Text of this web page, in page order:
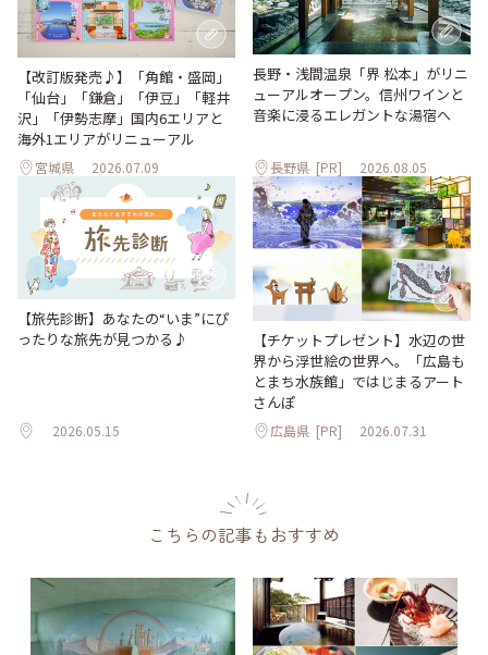
【改訂版発売♪】「角館・盛岡」
「仙台」「鎌倉」「伊豆」「軽井
沢」「伊勢志摩」国内6エリアと
海外1エリアがリニューアル
宮城県 2026.07.09
長野・浅間温泉「界 松本」がリニ
ューアルオープン。信州ワインと
音楽に浸るエレガントな湯宿へ
長野県 [PR] 2026.08.05
【旅先診断】あなたの“いま”にぴ
ったりな旅先が見つかる♪
2026.05.15
【チケットプレゼント】水辺の世
界から浮世絵の世界へ。「広島も
とまち水族館」ではじまるアート
さんぽ
広島県 [PR] 2026.07.31
こちらの記事もおすすめ